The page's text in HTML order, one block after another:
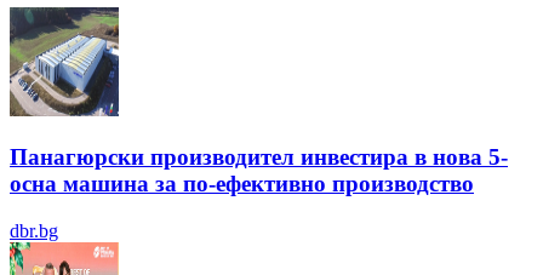
Панагюрски производител инвестира в нова 5-
осна машина за по-ефективно производство
dbr.bg